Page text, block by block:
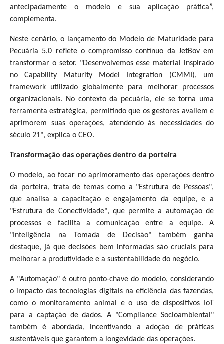
antecipadamente o modelo e sua aplicação prática”,
complementa.
Neste cenário, o lançamento do Modelo de Maturidade para
Pecuária 5.0 reflete o compromisso contínuo da JetBov em
transformar o setor. "Desenvolvemos esse material inspirado
no Capability Maturity Model Integration (CMMI), um
framework utilizado globalmente para melhorar processos
organizacionais. No contexto da pecuária, ele se torna uma
ferramenta estratégica, permitindo que os gestores avaliem e
aprimorem suas operações, atendendo às necessidades do
século 21", explica o CEO.
Transformação das operações dentro da porteira
O modelo, ao focar no aprimoramento das operações dentro
da porteira, trata de temas como a "Estrutura de Pessoas",
que analisa a capacitação e engajamento da equipe, e a
"Estrutura de Conectividade", que permite a automação de
processos e facilita a comunicação entre a equipe. A
"Inteligência na Tomada de Decisão" também ganha
destaque, já que decisões bem informadas são cruciais para
melhorar a produtividade e a sustentabilidade do negócio.
A "Automação" é outro ponto-chave do modelo, considerando
o impacto das tecnologias digitais na eficiência das fazendas,
como o monitoramento animal e o uso de dispositivos IoT
para a captação de dados. A "Compliance Socioambiental"
também é abordada, incentivando a adoção de práticas
sustentáveis que garantem a longevidade das operações.